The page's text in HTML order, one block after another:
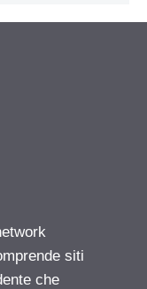
siti
che